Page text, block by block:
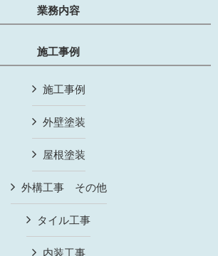
業務内容
施工事例
施工事例
外壁塗装
屋根塗装
外構工事 その他
タイル工事
内装工事